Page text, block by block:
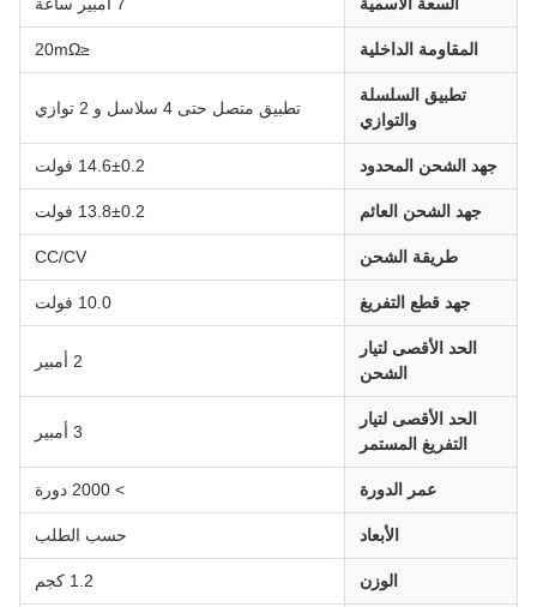
المقاومة الداخلية ≤20mΩ
تطبيق السلسلة
والتوازي
تطبيق متصل حتى 4 سلاسل و 2 توازي
جهد الشحن المحدود 14.6±0.2 فولت
جهد الشحن العائم 13.8±0.2 فولت
طريقة الشحن CC/CV
جهد قطع التفريغ 10.0 فولت
الحد الأقصى لتيار
الشحن
2 أمبير
الحد الأقصى لتيار
التفريغ المستمر
3 أمبير
عمر الدورة > 2000 دورة
الأبعاد حسب الطلب
الوزن 1.2 كجم